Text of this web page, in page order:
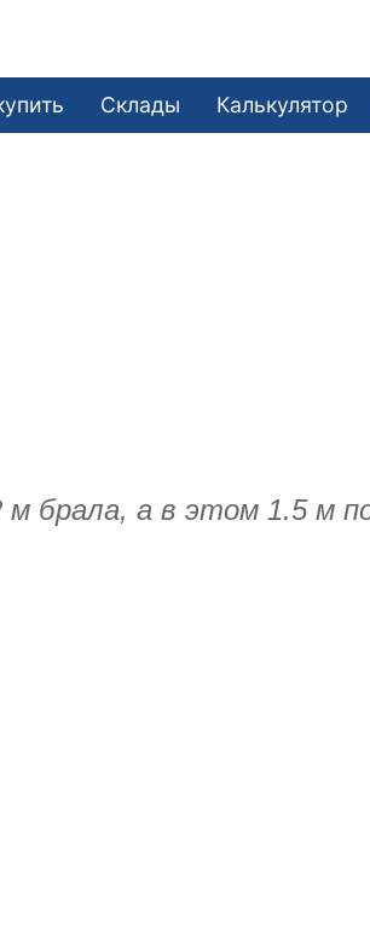
Склады Калькулятор
брала, а в этом 1.5 м